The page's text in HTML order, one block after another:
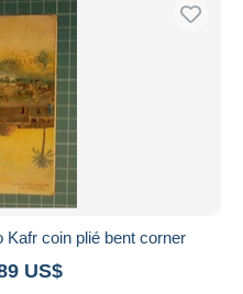
Kafr coin plié bent corner
US$